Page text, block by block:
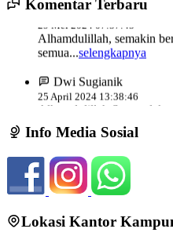
Koordinator
Komentar Terbaru
Alhamdulillah, semakin
semua...selengkapnya
25 April 2024 13:38:46
Alhamdulillah Saya selaku
Info Media Sosial
Lokasi Kantor